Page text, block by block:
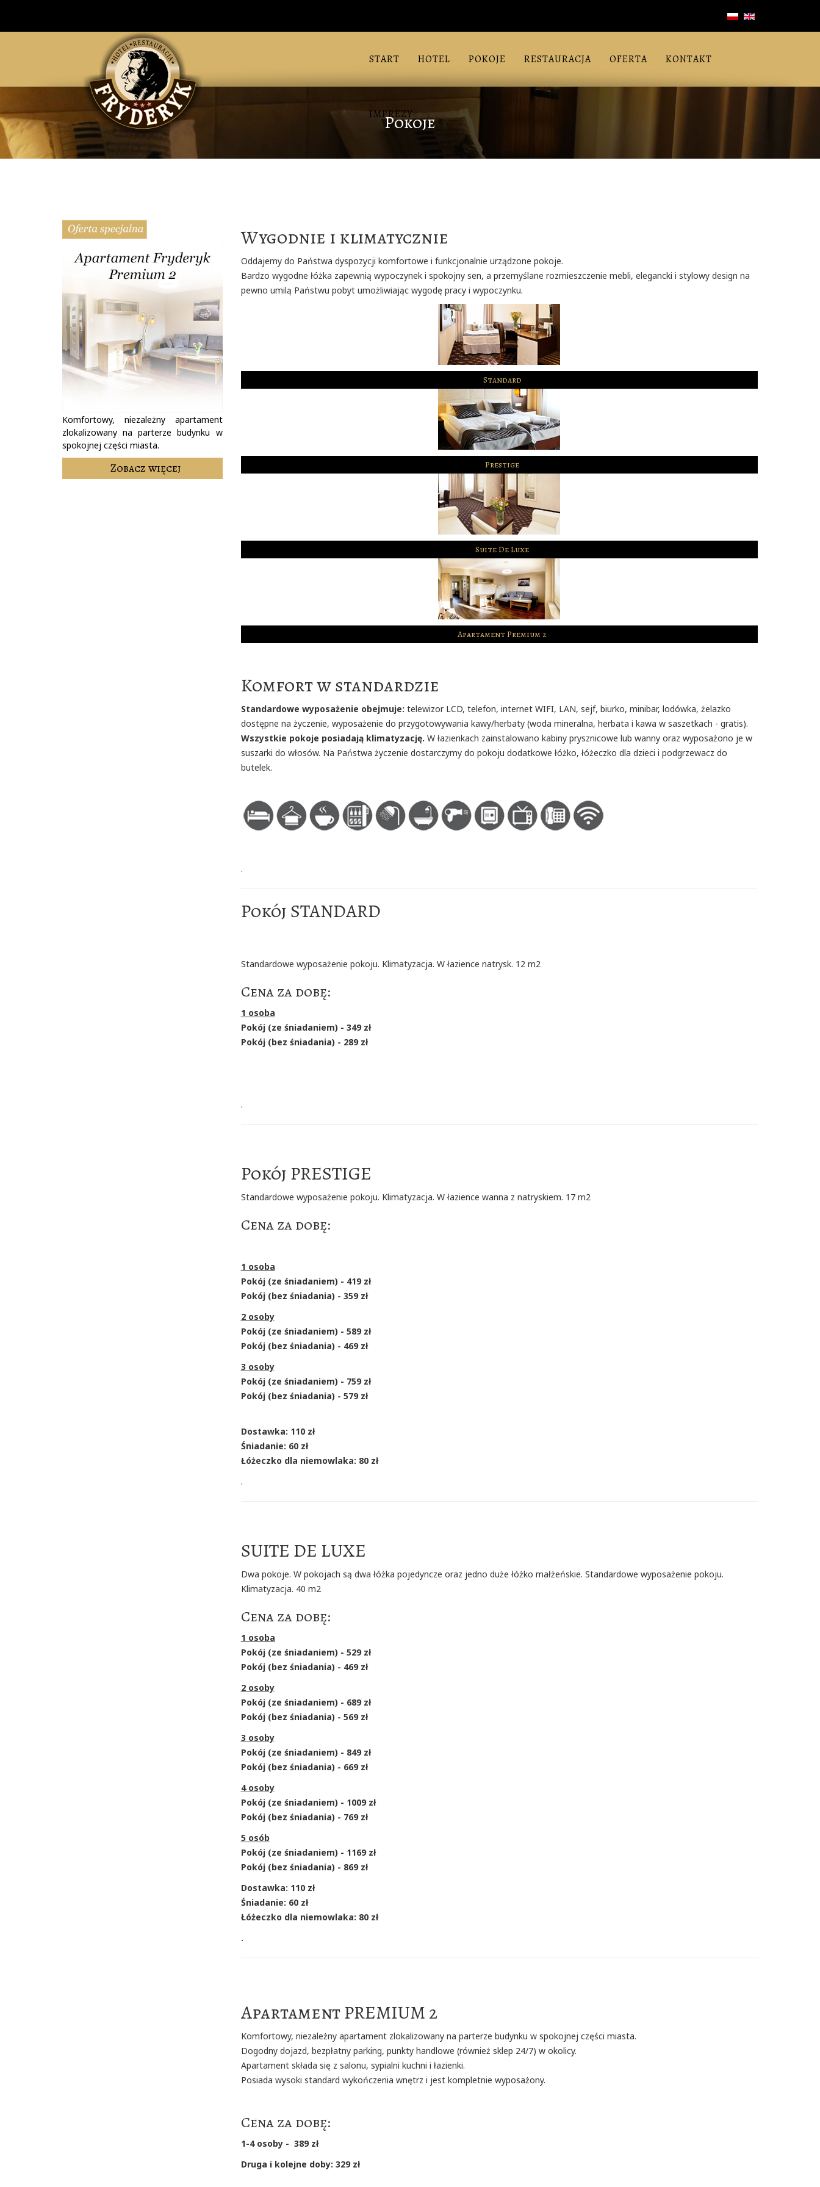
START HOTEL POKOJE RESTAURACJA OFERTA KONTAKT
IMPREZY
Pokoje
Komfortowy, niezależny apartament
zlokalizowany na parterze budynku w
spokojnej części miasta.
Zobacz więcej
Wygodnie i klimatycznie
Oddajemy do Państwa dyspozycji komfortowe i funkcjonalnie urządzone pokoje.
Bardzo wygodne łóżka zapewnią wypoczynek i spokojny sen, a przemyślane rozmieszczenie mebli, elegancki i stylowy design na
pewno umilą Państwu pobyt umożliwiając wygodę pracy i wypoczynku.
Standard
Prestige
Suite De Luxe
Apartament Premium 2
Komfort w standardzie
Standardowe wyposażenie obejmuje: telewizor LCD, telefon, internet WIFI, LAN, sejf, biurko, minibar, lodówka, żelazko
dostępne na życzenie, wyposażenie do przygotowywania kawy/herbaty (woda mineralna, herbata i kawa w saszetkach - gratis).
Wszystkie pokoje posiadają klimatyzację. W łazienkach zainstalowano kabiny prysznicowe lub wanny oraz wyposażono je w
suszarki do włosów. Na Państwa życzenie dostarczymy do pokoju dodatkowe łóżko, łóżeczko dla dzieci i podgrzewacz do
butelek.
.
Pokój STANDARD
Standardowe wyposażenie pokoju. Klimatyzacja. W łazience natrysk. 12 m2
Cena za dobę:
1 osoba
Pokój (ze śniadaniem) - 349 zł
Pokój (bez śniadania) - 289 zł
.
Pokój PRESTIGE
Standardowe wyposażenie pokoju. Klimatyzacja. W łazience wanna z natryskiem. 17 m2
Cena za dobę:
1 osoba
Pokój (ze śniadaniem) - 419 zł
Pokój (bez śniadania) - 359 zł
2 osoby
Pokój (ze śniadaniem) - 589 zł
Pokój (bez śniadania) - 469 zł
3 osoby
Pokój (ze śniadaniem) - 759 zł
Pokój (bez śniadania) - 579 zł
Dostawka: 110 zł
Śniadanie: 60 zł
Łóżeczko dla niemowlaka: 80 zł
.
SUITE DE LUXE
Dwa pokoje. W pokojach są dwa łóżka pojedyncze oraz jedno duże łóżko małżeńskie. Standardowe wyposażenie pokoju.
Klimatyzacja. 40 m2
Cena za dobę:
1 osoba
Pokój (ze śniadaniem) - 529 zł
Pokój (bez śniadania) - 469 zł
2 osoby
Pokój (ze śniadaniem) - 689 zł
Pokój (bez śniadania) - 569 zł
3 osoby
Pokój (ze śniadaniem) - 849 zł
Pokój (bez śniadania) - 669 zł
4 osoby
Pokój (ze śniadaniem) - 1009 zł
Pokój (bez śniadania) - 769 zł
5 osób
Pokój (ze śniadaniem) - 1169 zł
Pokój (bez śniadania) - 869 zł
Dostawka: 110 zł
Śniadanie: 60 zł
Łóżeczko dla niemowlaka: 80 zł
.
Apartament PREMIUM 2
Komfortowy, niezależny apartament zlokalizowany na parterze budynku w spokojnej części miasta.
Dogodny dojazd, bezpłatny parking, punkty handlowe (również sklep 24/7) w okolicy.
Apartament składa się z salonu, sypialni kuchni i łazienki.
Posiada wysoki standard wykończenia wnętrz i jest kompletnie wyposażony.
Cena za dobę:
1-4 osoby - 389 zł
Druga i kolejne doby: 329 zł